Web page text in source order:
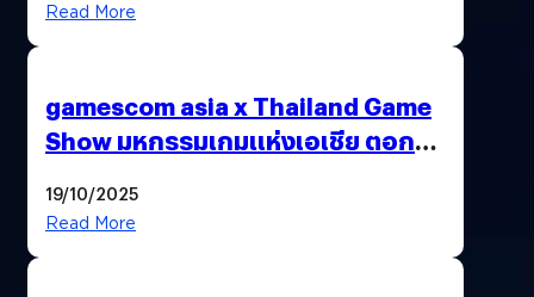
Read More
gamescom asia x Thailand Game
Show มหกรรมเกมแห่งเอเชีย ตอกย้ำ
พาณิชย์ร่วมชูความสำเร็จ
19/10/2025
Read More